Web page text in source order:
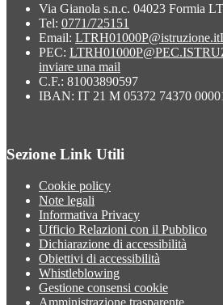
Via Gianola s.n.c. 04023 Formia LT
Tel: 0771/725151
Email: LTRH01000P@istruzione.it
PEC:
inviare una mail
C.F.: 81003890597
IBAN: IT 21 M 05372 74370
Sezione Link Utili
Cookie policy
Note legali
Informativa Privacy
Ufficio Relazioni con il Pubblico
Dichiarazione di accessibilità
Obiettivi di accessibilità
Whistleblowing
Gestione consensi cookie